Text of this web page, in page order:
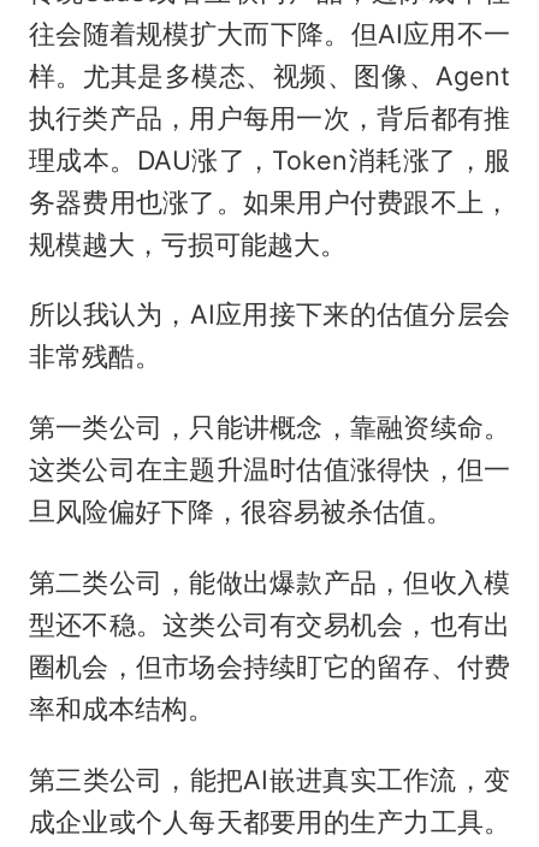
往会随着规模扩大而下降。但AI应用不一
样。尤其是多模态、视频、图像、Agent
执行类产品，用户每用一次，背后都有推
理成本。DAU涨了，Token消耗涨了，服
务器费用也涨了。如果用户付费跟不上，
规模越大，亏损可能越大。
所以我认为，AI应用接下来的估值分层会
非常残酷。
第一类公司，只能讲概念，靠融资续命。
这类公司在主题升温时估值涨得快，但一
旦风险偏好下降，很容易被杀估值。
第二类公司，能做出爆款产品，但收入模
型还不稳。这类公司有交易机会，也有出
圈机会，但市场会持续盯它的留存、付费
率和成本结构。
第三类公司，能把AI嵌进真实工作流，变
成企业或个人每天都要用的生产力工具。